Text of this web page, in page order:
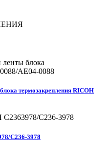
термозакрепления RICOH
C236-3978